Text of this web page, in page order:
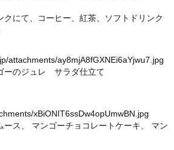
クにて、コーヒー、紅茶、ソフトドリンク
attachments/ay8mjA8fGXNEi6aYjwu7.jpg
ーのジュレ サラダ仕立て
xBiONIT6ssDw4opUmwBN.jpg
ース、 マンゴーチョコレートケーキ、 マン